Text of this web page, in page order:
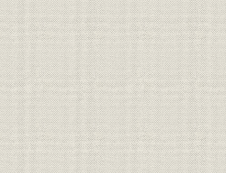
組織
東銀協事務局の機構および事務
分掌
平成8年4
以降
組織;沿革 東銀協事務局機構の変遷 昭和20年
広報 出版物・ビデオ等一覧